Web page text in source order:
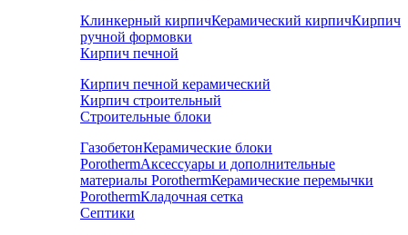
Клинкерный кирпичКерамический кирпичКирпич
ручной формовки
Кирпич печной
Кирпич печной керамический
Кирпич строительный
Строительные блоки
ГазобетонКерамические блоки
PorothermАксессуары и дополнительные
материалы PorothermКерамические перемычки
PorothermКладочная сетка
Септики